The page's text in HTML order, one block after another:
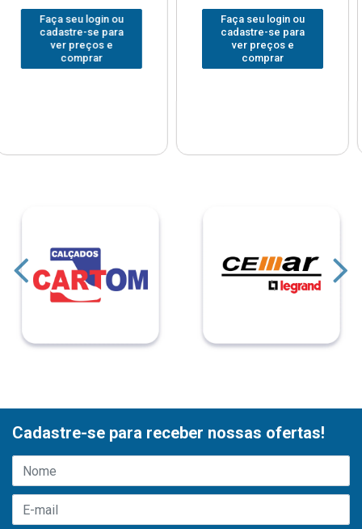
Faça seu login ou
cadastre-se para
ver preços e
comprar
Faça seu login ou
cadastre-se para
ver preços e
comprar
Cadastre-se para receber nossas ofertas!